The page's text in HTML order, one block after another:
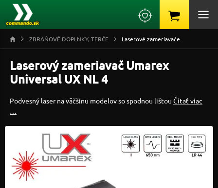
ZBRAŇOVÉ DOPLNKY, TERČE Laserové zameriavače
Laserový zameriavač Umarex
Universal UX NL 4
Podvesný laser na väčšinu modelov so spodnou lištou Čítať viac
…